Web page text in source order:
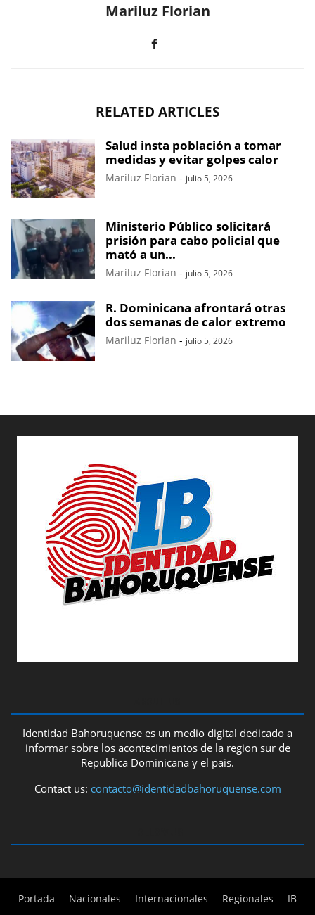
Mariluz Florian
RELATED ARTICLES
Salud insta población a tomar
medidas y evitar golpes calor
Mariluz Florian - julio 5, 2026
Ministerio Público solicitará
prisión para cabo policial que
mató a un...
Mariluz Florian - julio 5, 2026
R. Dominicana afrontará otras
dos semanas de calor extremo
Mariluz Florian - julio 5, 2026
Identidad Bahoruquense es un medio digital dedicado a
informar sobre los acontecimientos de la region sur de
Republica Dominicana y el pais.
Contact us: contacto@identidadbahoruquense.com
Portada Nacionales Internacionales Regionales IB